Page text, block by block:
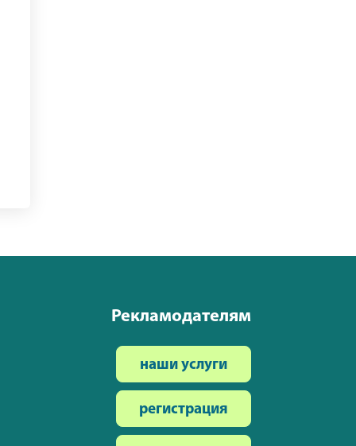
Рекламодателям
наши услуги
регистрация